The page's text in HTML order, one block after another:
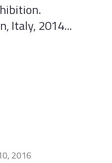
Italy, 2014...
2016